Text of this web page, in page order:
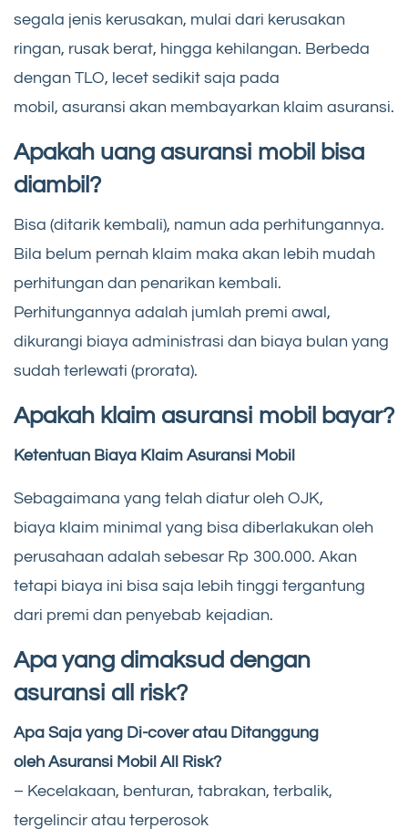
segala jenis kerusakan, mulai dari kerusakan
ringan, rusak berat, hingga kehilangan. Berbeda
dengan TLO, lecet sedikit saja pada
mobil, asuransi akan membayarkan klaim asuransi.
Apakah uang asuransi mobil bisa
diambil?
Bisa (ditarik kembali), namun ada perhitungannya.
Bila belum pernah klaim maka akan lebih mudah
perhitungan dan penarikan kembali.
Perhitungannya adalah jumlah premi awal,
dikurangi biaya administrasi dan biaya bulan yang
sudah terlewati (prorata).
Apakah klaim asuransi mobil bayar?
Ketentuan Biaya Klaim Asuransi Mobil
Sebagaimana yang telah diatur oleh OJK,
biaya klaim minimal yang bisa diberlakukan oleh
perusahaan adalah sebesar Rp 300.000. Akan
tetapi biaya ini bisa saja lebih tinggi tergantung
dari premi dan penyebab kejadian.
Apa yang dimaksud dengan
asuransi all risk?
Apa Saja yang Di-cover atau Ditanggung
oleh Asuransi Mobil All Risk?
– Kecelakaan, benturan, tabrakan, terbalik,
tergelincir atau terperosok